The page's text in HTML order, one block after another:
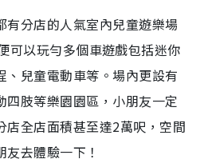
有分店的人氣室內兒童遊樂場
可以玩勻多個車遊戲包括迷你
、兒童電動車等。場內更設有
四肢等樂園園區，小朋友一定
店全店面積甚至達2萬呎，空間
去體驗一下！